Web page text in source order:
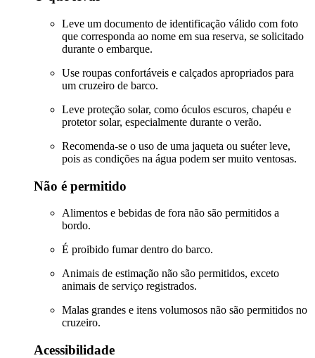
Leve um documento de identificação válido com foto
que corresponda ao nome em sua reserva, se solicitado
durante o embarque.
Use roupas confortáveis e calçados apropriados para
um cruzeiro de barco.
Leve proteção solar, como óculos escuros, chapéu e
protetor solar, especialmente durante o verão.
Recomenda-se o uso de uma jaqueta ou suéter leve,
pois as condições na água podem ser muito ventosas.
Não é permitido
Alimentos e bebidas de fora não são permitidos a
bordo.
É proibido fumar dentro do barco.
Animais de estimação não são permitidos, exceto
animais de serviço registrados.
Malas grandes e itens volumosos não são permitidos no
cruzeiro.
Acessibilidade